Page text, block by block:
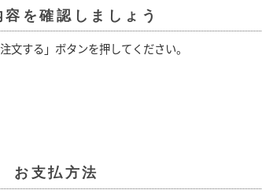
容を確認しましょう
する」ボタンを押してください。
お支払方法